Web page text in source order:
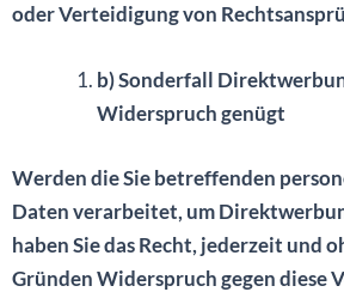
oder Verteidigung von
b) Sonderfall
Widerspruch genügt
Werden die Sie betreffenden
Daten verarbeitet, um
haben Sie das Recht, jederzeit und
Gründen Widerspruch gegen diese